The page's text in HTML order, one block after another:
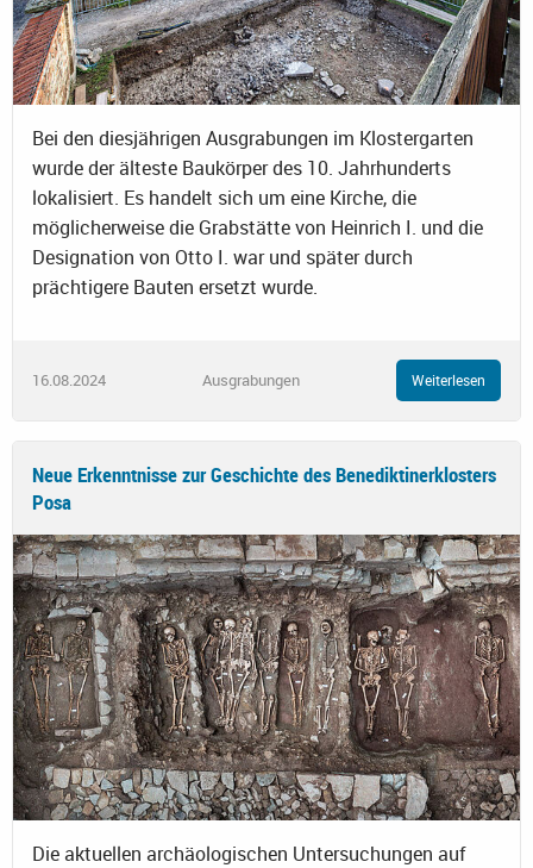
Bei den diesjährigen Ausgrabungen im Klostergarten
wurde der älteste Baukörper des 10. Jahrhunderts
lokalisiert. Es handelt sich um eine Kirche, die
möglicherweise die Grabstätte von Heinrich I. und die
Designation von Otto I. war und später durch
prächtigere Bauten ersetzt wurde.
16.08.2024 Ausgrabungen Weiterlesen
Neue Erkenntnisse zur Geschichte des Benediktinerklosters
Posa
Die aktuellen archäologischen Untersuchungen auf